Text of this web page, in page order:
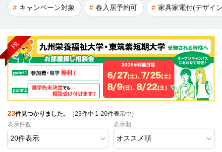
キャンペーン対象 春入居予約可 家具家電付(デザイ
23件見つかりました。
（23件中 1-20件表示中）
表示件数
表示順